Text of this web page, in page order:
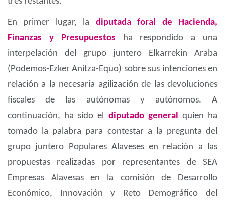
En primer lugar, la diputada foral de Hacienda,
Finanzas y Presupuestos ha respondido a una
interpelación del grupo juntero Elkarrekin Araba
(Podemos-Ezker Anitza-Equo) sobre sus intenciones en
relación a la necesaria agilización de las devoluciones
fiscales de las autónomas y autónomos. A
continuación, ha sido el diputado general quien ha
tomado la palabra para contestar a la pregunta del
grupo juntero Populares Alaveses en relación a las
propuestas realizadas por representantes de SEA
Empresas Alavesas en la comisión de Desarrollo
Económico, Innovación y Reto Demográfico del